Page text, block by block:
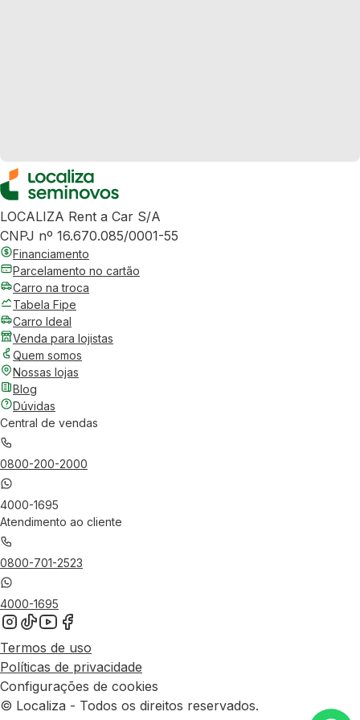
LOCALIZA Rent a Car S/A
CNPJ nº 16.670.085/0001-55
Financiamento
Parcelamento no cartão
Carro na troca
Tabela Fipe
Carro Ideal
Venda para lojistas
Quem somos
Nossas lojas
Blog
Dúvidas
Central de vendas
0800-200-2000
4000-1695
Atendimento ao cliente
0800-701-2523
4000-1695
Termos de uso
Políticas de privacidade
Configurações de cookies
© Localiza - Todos os direitos reservados.